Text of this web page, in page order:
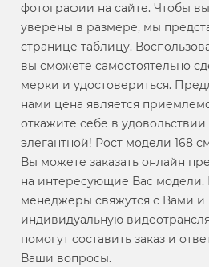
фотографии на сайте. Чтобы
уверены в размере, мы
странице таблицу.
вы сможете самостоятельно
мерки и удостовериться.
нами цена является
откажите себе в удовольствии
элегантной! Рост модели 168
Вы можете заказать онлайн
на интересующие Вас
менеджеры свяжутся с Вами и
индивидуальную
помогут составить заказ и
Ваши вопросы.